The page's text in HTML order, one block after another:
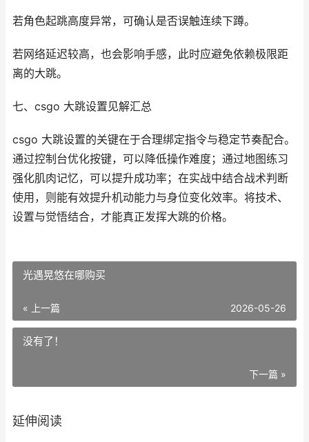
若角色起跳高度异常，可确认是否误触连续下蹲。
若网络延迟较高，也会影响手感，此时应避免依赖极限距
离的大跳。
七、csgo 大跳设置见解汇总
csgo 大跳设置的关键在于合理绑定指令与稳定节奏配合。
通过控制台优化按键，可以降低操作难度；通过地图练习
强化肌肉记忆，可以提升成功率；在实战中结合战术判断
使用，则能有效提升机动能力与身位变化效率。将技术、
设置与觉悟结合，才能真正发挥大跳的价格。
光遇晃悠在哪购买
« 上一篇 2026-05-26
没有了！
下一篇 »
延伸阅读